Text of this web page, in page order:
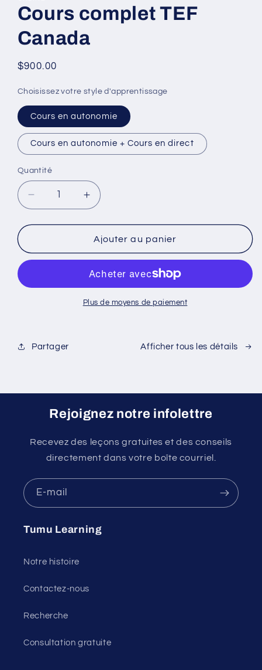
média
dans
une
modale
Cours complet TEF
Canada
Prix
$900.00
Choisissez votre style d'apprentissage
Cours en autonomie
Cours en autonomie + Cours en direct
Quantité
Réduire
la
quantité
Cours
complet
Canada
Augmenter
la
quantité
de
Cours
TEF
Canada
Ajouter au panier
Plus de moyens de paiement
Partager Afficher tous les détails
Rejoignez notre infolettre
Recevez des leçons gratuites et des conseils
directement dans votre boîte courriel.
E-mail
Tumu Learning
Notre histoire
Contactez-nous
Recherche
Consultation gratuite